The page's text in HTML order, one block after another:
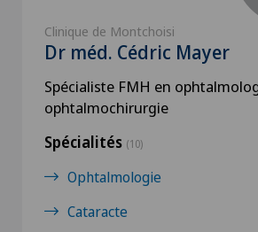
Clinique de Montchoisi
Dr méd. Cédric Mayer
Spécialiste FMH en
ophtalmochirurgie
Spécialités (10)
Ophtalmologie
Cataracte